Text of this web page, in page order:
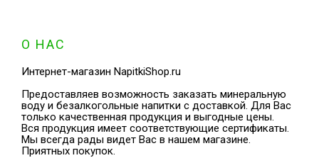
О НАС
Интернет-магазин NapitkiShop.ru
Предоставляев возможность заказать минеральную
воду и безалкогольные напитки с доставкой. Для Вас
только качественная продукция и выгодные цены.
Вся продукция имеет соответствующие сертификаты.
Мы всегда рады видет Вас в нашем магазине.
Приятных покупок.